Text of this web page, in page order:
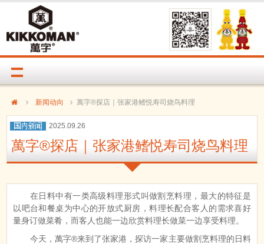
新闻动向 萬字®探店｜张家港鳍悦寿司烧鸟料理
2025.09.26
萬字®探店｜张家港鳍悦寿司烧鸟料理
在日料中有一类高级料理形式叫做割烹料理，最大的特征是
以吧台和餐桌为中心的开放式厨房，料理长配合客人的需求喜好
量身订做菜肴，而客人也能一边欣赏料理长做菜一边享受料理。
今天，萬字®来到了张家港，探访一家主要做割烹料理的日料